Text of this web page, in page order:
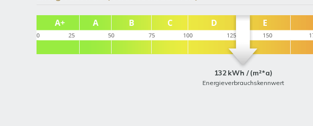
132 kWh / (m²*a)
Energieverbrauchskennwert